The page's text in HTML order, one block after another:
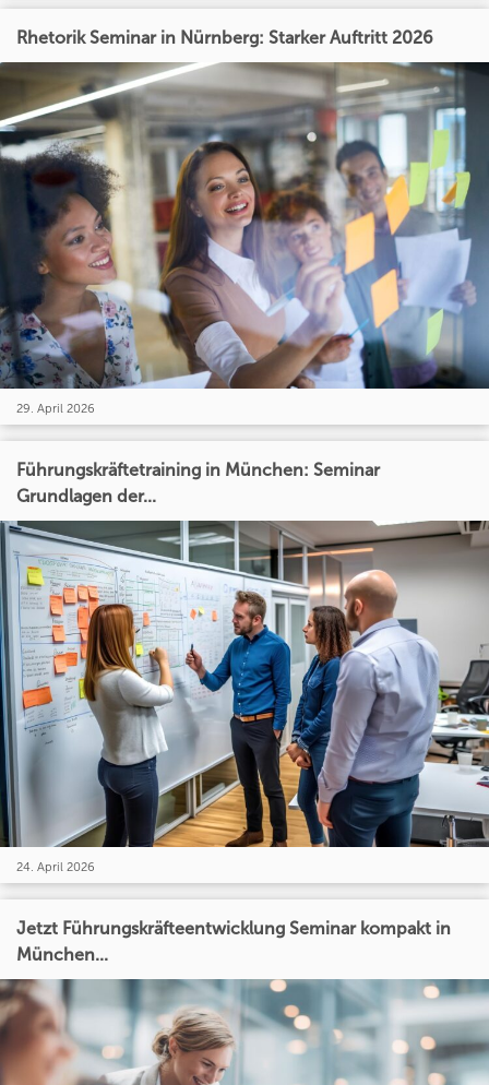
Rhetorik Seminar in Nürnberg: Starker Auftritt 2026
29. April 2026
Führungskräftetraining in München: Seminar
Grundlagen der...
24. April 2026
Jetzt Führungskräfteentwicklung Seminar kompakt in
München...